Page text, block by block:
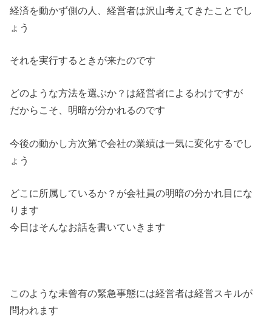
経済を動かず側の人、経営者は沢山考えてきたことでし
ょう
それを実行するときが来たのです
どのような方法を選ぶか？は経営者によるわけですが
だからこそ、明暗が分かれるのです
今後の動かし方次第で会社の業績は一気に変化するでし
ょう
どこに所属しているか？が会社員の明暗の分かれ目にな
ります
今日はそんなお話を書いていきます
このような未曾有の緊急事態には経営者は経営スキルが
問われます